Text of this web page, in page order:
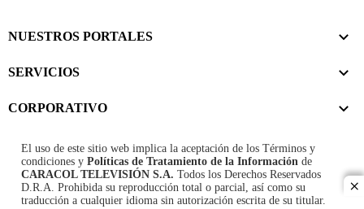
NUESTROS PORTALES
SERVICIOS
CORPORATIVO
El uso de este sitio web implica la aceptación de los Términos y
condiciones y Políticas de Tratamiento de la Información de
CARACOL TELEVISIÓN S.A. Todos los Derechos Reservados
D.R.A. Prohibida su reproducción total o parcial, así como su
traducción a cualquier idioma sin autorización escrita de su titular.